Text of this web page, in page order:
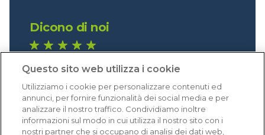
Dicono di noi
Eccellente (4,8)
Acquisti verificati
Questo sito web utilizza i cookie
Utilizziamo i cookie per personalizzare contenuti ed
annunci, per fornire funzionalità dei social media e per
analizzare il nostro traffico. Condividiamo inoltre
informazioni sul modo in cui utilizza il nostro sito con i
nostri partner che si occupano di analisi dei dati web,